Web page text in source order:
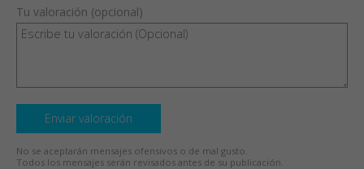
Tu valoración (opcional)
Enviar valoración
No se aceptarán mensajes ofensivos o de mal gusto.
Todos los mensajes serán revisados antes de su publicación.